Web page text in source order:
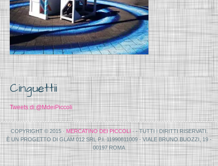
Cinguettii
Tweets di @MdeiPiccoli
COPYRIGHT © 2015 · MERCATINO DEI PICCOLI · - TUTTI I DIRITTI RISERVATI.
È UN PROGETTO DI GLAM 012 SRL P.I. 11990811009 - VIALE BRUNO BUOZZI, 19 -
00197 ROMA